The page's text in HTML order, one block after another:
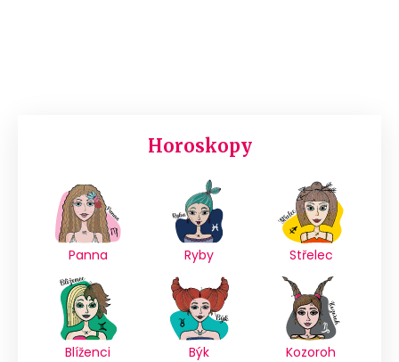
Horoskopy
Panna Ryby Střelec
Blíženci Býk Kozoroh